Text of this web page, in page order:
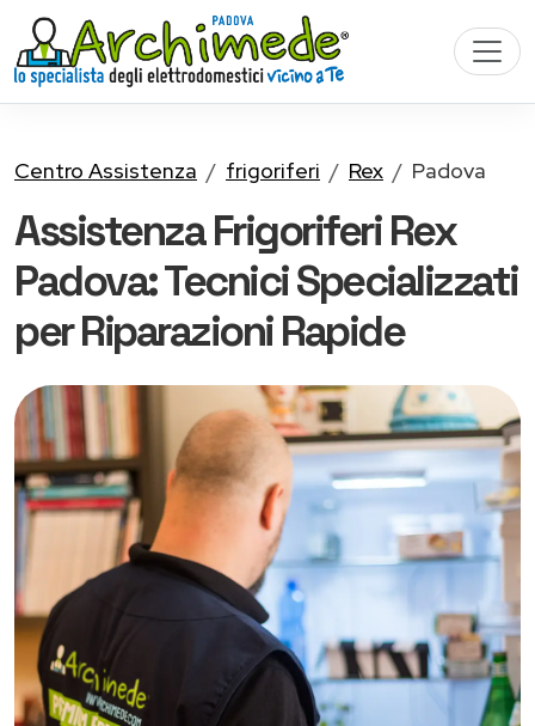
Centro Assistenza frigoriferi Rex Padova
Assistenza Frigoriferi Rex
Padova: Tecnici Specializzati
per Riparazioni Rapide